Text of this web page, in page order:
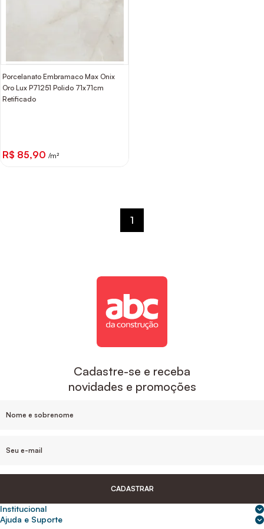
Porcelanato Embramaco Max Onix
Oro Lux P71251 Polido 71x71cm
Retificado
R$ 85,90 /m²
1
Cadastre-se e receba
novidades e promoções
CADASTRAR
Institucional
Sobre nós
Ajuda e Suporte